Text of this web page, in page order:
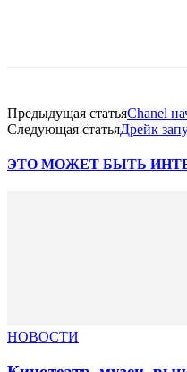
Предыдущая статьяChanel
Следующая статьяДрейк
ЭТО МОЖЕТ БЫТЬ
НОВОСТИ